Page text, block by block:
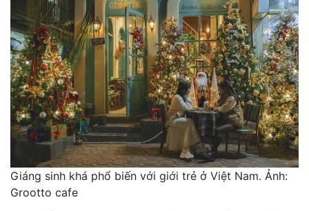
Giáng sinh khá phổ biến với giới trẻ ở Việt Nam. Ảnh:
Grootto cafe